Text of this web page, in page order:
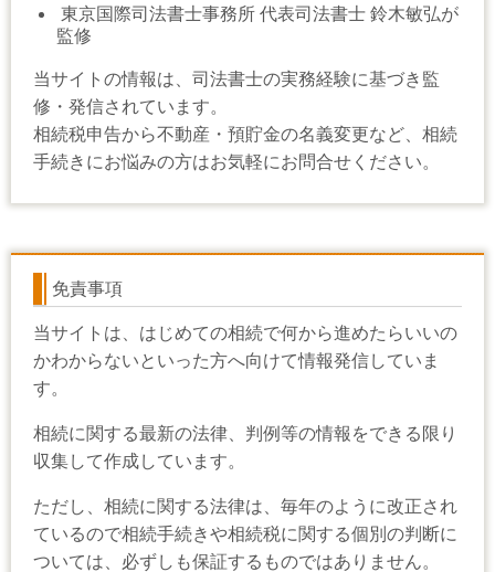
東京国際司法書士事務所 代表司法書士 鈴木敏弘が
監修
当サイトの情報は、司法書士の実務経験に基づき監
修・発信されています。
相続税申告から不動産・預貯金の名義変更など、相続
手続きにお悩みの方はお気軽にお問合せください。
免責事項
当サイトは、はじめての相続で何から進めたらいいの
かわからないといった方へ向けて情報発信していま
す。
相続に関する最新の法律、判例等の情報をできる限り
収集して作成しています。
ただし、相続に関する法律は、毎年のように改正され
ているので相続手続きや相続税に関する個別の判断に
ついては、必ずしも保証するものではありません。